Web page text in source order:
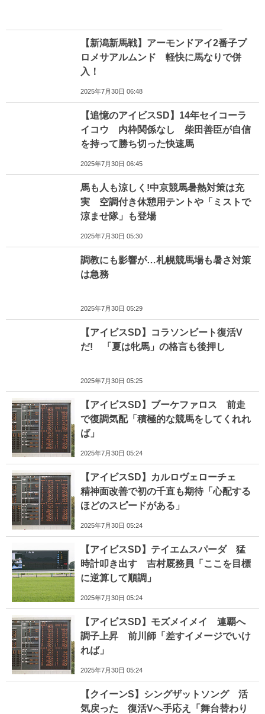
【新潟新馬戦】アーモンドアイ2番子プ
ロメサアルムンド 軽快に馬なりで併
入！
2025年7月30日 06:48
【追憶のアイビスSD】14年セイコーラ
イコウ 内枠関係なし 柴田善臣が自信
を持って勝ち切った快速馬
2025年7月30日 06:45
馬も人も涼しく!中京競馬暑熱対策は充
実 空調付き休憩用テントや「ミストで
涼ませ隊」も登場
2025年7月30日 05:30
調教にも影響が…札幌競馬場も暑さ対策
は急務
2025年7月30日 05:29
【アイビスSD】コラソンビート復活V
だ! 「夏は牝馬」の格言も後押し
2025年7月30日 05:25
【アイビスSD】ブーケファロス 前走
で復調気配「積極的な競馬をしてくれれ
ば」
2025年7月30日 05:24
【アイビスSD】カルロヴェローチェ
精神面改善で初の千直も期待「心配する
ほどのスピードがある」
2025年7月30日 05:24
【アイビスSD】テイエムスパーダ 猛
時計叩き出す 吉村厩務員「ここを目標
に逆算して順調」
2025年7月30日 05:24
【アイビスSD】モズメイメイ 連覇へ
調子上昇 前川師「差すイメージでいけ
れば」
2025年7月30日 05:24
【クイーンS】シングザットソング 活
気戻った 復活Vへ手応え「舞台替わり